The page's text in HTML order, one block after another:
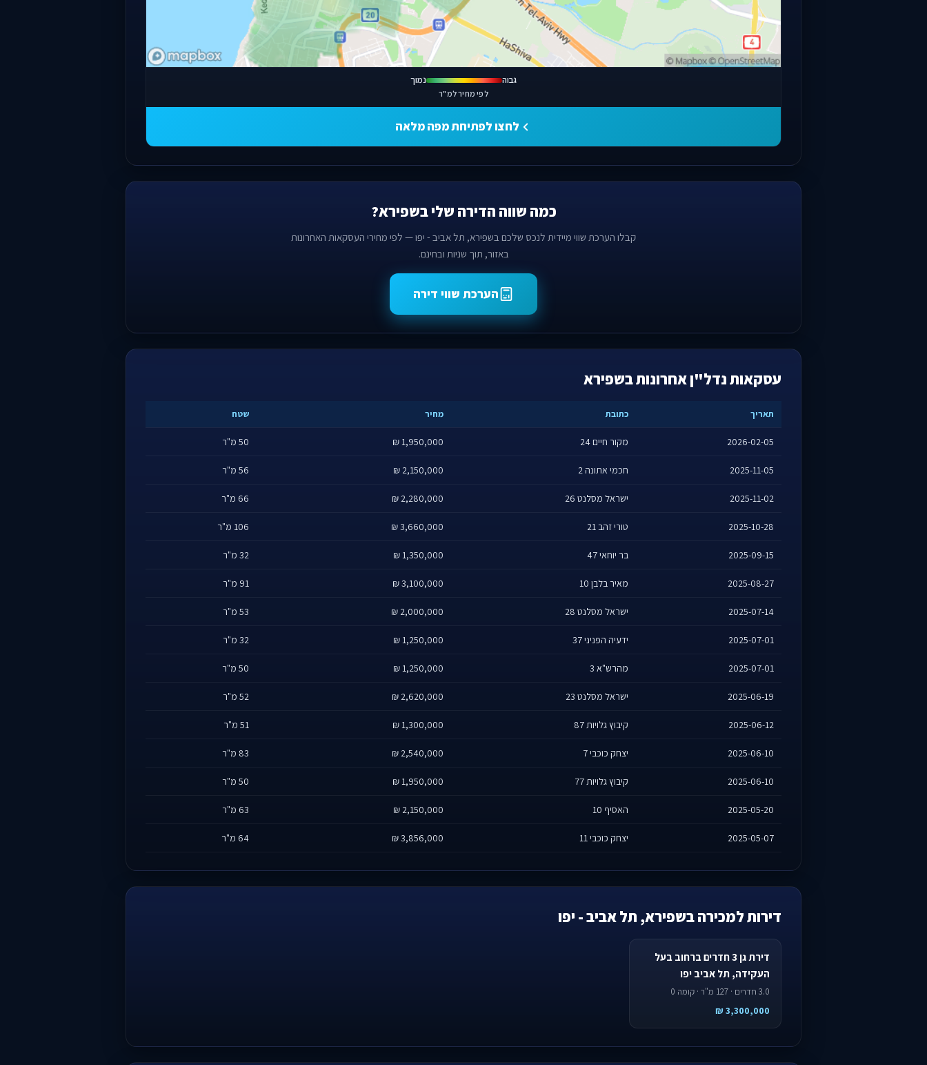
גבוה נמוך
לפי מחיר למ"ר
לחצו לפתיחת מפה מלאה
כמה שווה הדירה שלי בשפירא?
קבלו הערכת שווי מיידית לנכס שלכם בשפירא, תל אביב - יפו — לפי מחירי העסקאות האחרונות
באזור, תוך שניות ובחינם.
הערכת שווי דירה
עסקאות נדל"ן אחרונות בשפירא
תאריך כתובת מחיר שטח
2026-02-05 מקור חיים 24 1,950,000 ₪ 50 מ"ר
2025-11-05 חכמי אתונה 2 2,150,000 ₪ 56 מ"ר
2025-11-02 ישראל מסלנט 26 2,280,000 ₪ 66 מ"ר
2025-10-28 טורי זהב 21 3,660,000 ₪ 106 מ"ר
2025-09-15 בר יוחאי 47 1,350,000 ₪ 32 מ"ר
2025-08-27 מאיר בלבן 10 3,100,000 ₪ 91 מ"ר
2025-07-14 ישראל מסלנט 28 2,000,000 ₪ 53 מ"ר
2025-07-01 ידעיה הפניני 37 1,250,000 ₪ 32 מ"ר
2025-07-01 מהרש"א 3 1,250,000 ₪ 50 מ"ר
2025-06-19 ישראל מסלנט 23 2,620,000 ₪ 52 מ"ר
2025-06-12 קיבוץ גלויות 87 1,300,000 ₪ 51 מ"ר
2025-06-10 יצחק כוכבי 7 2,540,000 ₪ 83 מ"ר
2025-06-10 קיבוץ גלויות 77 1,950,000 ₪ 50 מ"ר
2025-05-20 האסיף 10 2,150,000 ₪ 63 מ"ר
2025-05-07 יצחק כוכבי 11 3,856,000 ₪ 64 מ"ר
דירות למכירה בשפירא, תל אביב - יפו
דירת גן 3 חדרים ברחוב בעל
העקידה, תל אביב יפו
3.0 חדרים · 127 מ"ר · קומה 0
3,300,000 ₪